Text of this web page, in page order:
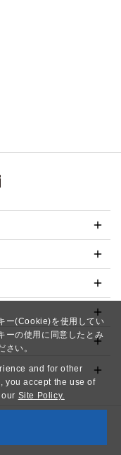
ー(Cookie)を使用してい
ーの使用に同意したとみ
さい。
and for other
you accept the use of
Site Policy.
Reserved.